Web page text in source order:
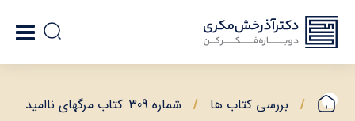
بررسی کتاب ها
شماره 309: کتاب مرگهای ناامید